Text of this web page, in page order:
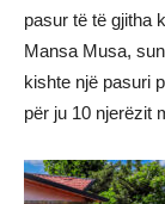
pasur të të gjitha
Mansa Musa,
kishte një pasuri
për ju 10 njerëzit